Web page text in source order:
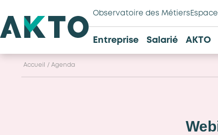
Observatoire des Métiers
Entreprise Salarié AKTO
Accueil / Agenda